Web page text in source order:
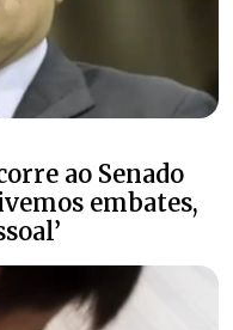
ao Senado
embates,